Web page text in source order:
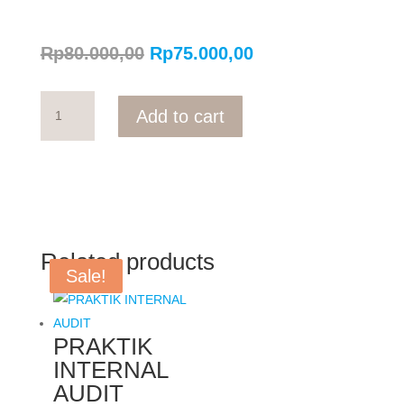
Rp80.000,00 Original
was:
Rp80.000,00.
Rp75.000,00Current
Nabi
Kepada
dan
quantity
Add to cart
Related products
PRAKTIK
INTERNAL
AUDIT
Sale!
Sale!